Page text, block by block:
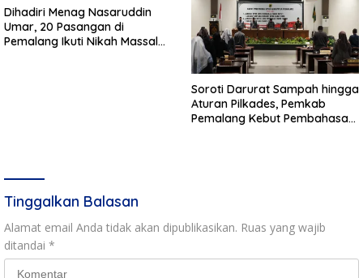
Dihadiri Menag Nasaruddin
Umar, 20 Pasangan di
Pemalang Ikuti Nikah Massal
Soroti Darurat Sampah hingga
Aturan Pilkades, Pemkab
Pemalang Kebut Pembahasan
Tinggalkan Balasan
Alamat email Anda tidak akan dipublikasikan. Ruas yang wajib
ditandai *